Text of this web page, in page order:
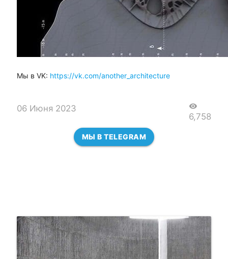
Мы в VK: https://vk.com/another_architecture
06 Июня 2023 visibility
6,758
МЫ В TELEGRAM